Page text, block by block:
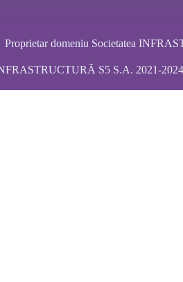
Proprietar domeniu Societatea
S5 S.A. 2021-2024